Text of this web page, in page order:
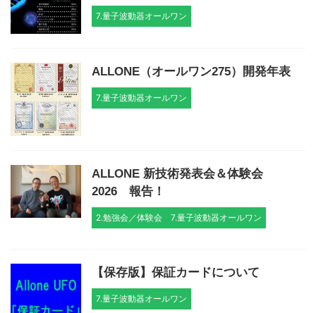
7.量子波動器オールワン
ALLONE（オールワン275）開発年表
7.量子波動器オールワン
ALLONE 新技術発表会＆体験会
2026 報告！
2.勉強会／体験会 7.量子波動器オールワン
【保存版】保証カードについて
7.量子波動器オールワン